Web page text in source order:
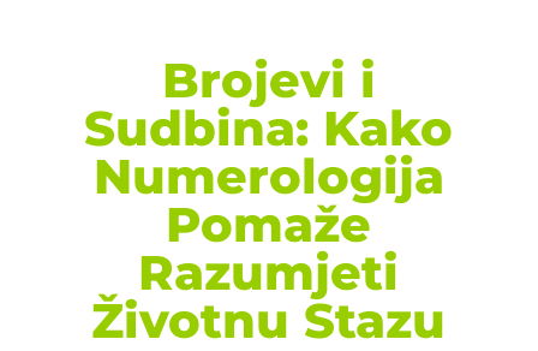
Brojevi i
Sudbina: Kako
Numerologija
Pomaže
Razumjeti
Životnu Stazu